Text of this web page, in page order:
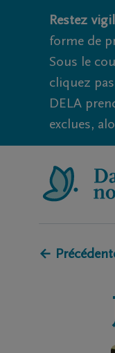
Restez
forme de
Sous le
cliquez
DELA
exclues,
←